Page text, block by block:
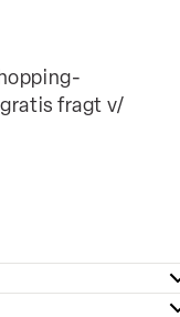
fragt v/